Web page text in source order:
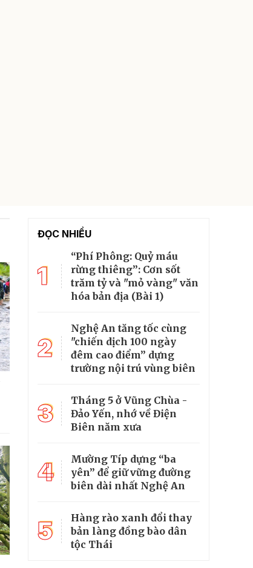
ĐỌC NHIỀU
1
“Phí Phông: Quỷ máu
rừng thiêng”: Cơn sốt
trăm tỷ và "mỏ vàng" văn
hóa bản địa (Bài 1)
2
Nghệ An tăng tốc cùng
"chiến dịch 100 ngày
đêm cao điểm” dựng
trường nội trú vùng biên
3
Tháng 5 ở Vũng Chùa -
Đảo Yến, nhớ về Điện
Biên năm xưa
4
Mường Típ dựng “ba
yên” để giữ vững đường
biên dài nhất Nghệ An
5
Hàng rào xanh đổi thay
bản làng đồng bào dân
tộc Thái